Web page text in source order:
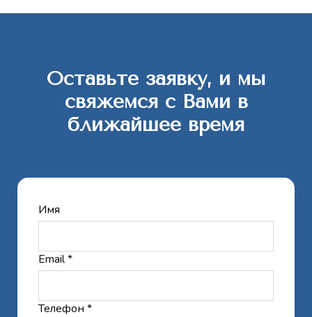
Оставьте заявку, и мы
свяжемся с Вами в
ближайшее время
Имя
Email *
Телефон *